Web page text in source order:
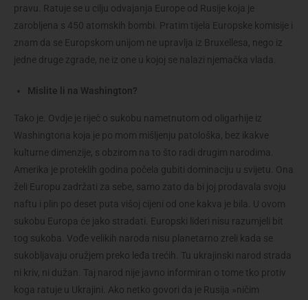
pravu. Ratuje se u cilju odvajanja Europe od Rusije koja je
zarobljena s 450 atomskih bombi. Pratim tijela Europske komisije i
znam da se Europskom unijom ne upravlja iz Bruxellesa, nego iz
jedne druge zgrade, ne iz one u kojoj se nalazi njemačka vlada.
Mislite li na Washington?
Tako je. Ovdje je riječ o sukobu nametnutom od oligarhije iz
Washingtona koja je po mom mišljenju patološka, bez ikakve
kulturne dimenzije, s obzirom na to što radi drugim narodima.
Amerika je proteklih godina počela gubiti dominaciju u svijetu. Ona
želi Europu zadržati za sebe, samo zato da bi joj prodavala svoju
naftu i plin po deset puta višoj cijeni od one kakva je bila. U ovom
sukobu Europa će jako stradati. Europski lideri nisu razumjeli bit
tog sukoba. Vođe velikih naroda nisu planetarno zreli kada se
sukobljavaju oružjem preko leđa trećih. Tu ukrajinski narod strada
ni kriv, ni dužan. Taj narod nije javno informiran o tome tko protiv
koga ratuje u Ukrajini. Ako netko govori da je Rusija »ničim